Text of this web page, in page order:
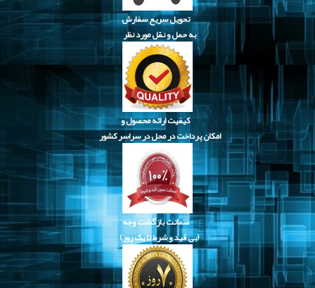
تحویل سریع سفارش
به حمل و نقل مورد نظر
کیفیت ارائه محصول و
امکان پرداخت در محل در سراسر کشور
ضمانت بازگشت وجه
(بی قید و شرط تا یک روز)